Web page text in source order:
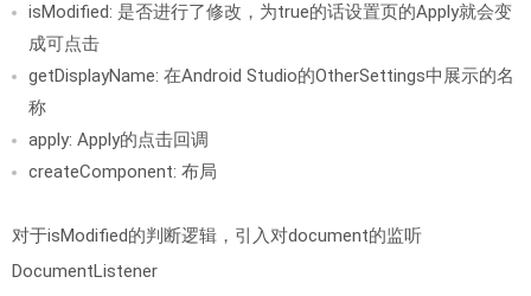
isModified: 是否进行了修改，为true的话设置页的Apply就会变
成可点击
getDisplayName: 在Android Studio的OtherSettings中展示的名
称
apply: Apply的点击回调
createComponent: 布局
对于isModified的判断逻辑，引入对document的监听
DocumentListener